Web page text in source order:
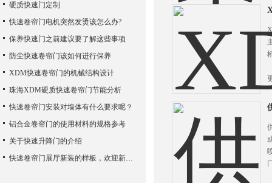
硬质快速门定制
快速卷帘门电机突然发烫该怎么办?
保养快速门之前建议要了解这些事项
防尘快速卷帘门该如何进行保养
XDM快速卷帘门的机械结构设计
珠海XDM硬质快速卷帘门节能分析
快速卷帘门安装对墙体有什么要求呢？
铝合金卷帘门的使用材料的规格参考
关于快速升降门的介绍
快速卷帘门展厅新装的样板，欢迎新老客户参观